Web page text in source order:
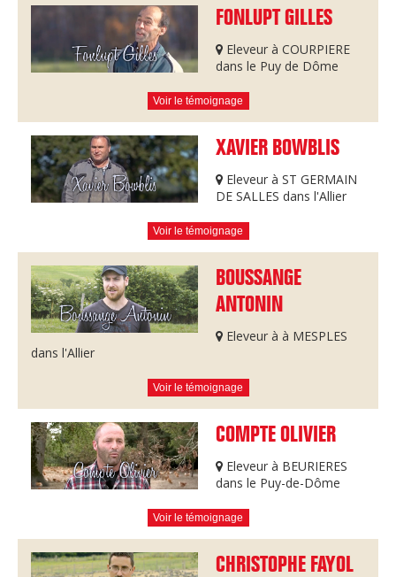
FONLUPT GILLES
Eleveur à COURPIERE
dans le Puy de Dôme
Voir le témoignage
XAVIER BOWBLIS
Eleveur à ST GERMAIN
DE SALLES dans l'Allier
Voir le témoignage
BOUSSANGE
ANTONIN
Eleveur à à MESPLES
dans l'Allier
Voir le témoignage
COMPTE OLIVIER
Eleveur à BEURIERES
dans le Puy-de-Dôme
Voir le témoignage
CHRISTOPHE FAYOL